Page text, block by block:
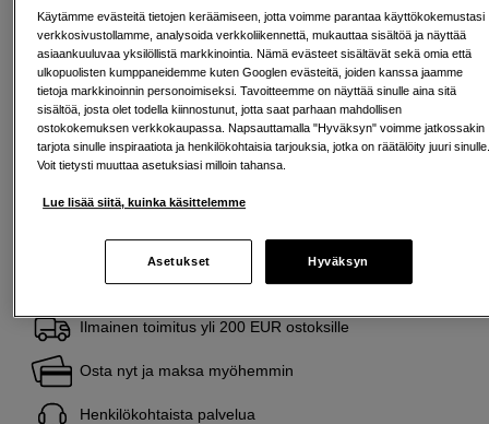
Maksa Svea-erämaksulla
Esimerkki: 36 kk, 15 EUR/kk, yhteensä 545 EUR, todellinen vuosikorko
19,07 %
Avausmaksu 5 EUR, laskutusmaksu 0 EUR/kk lisäksi
Lainaaminen maksaa! Jos et pysty maksamaan velkaa ajoissa, saatat
saada maksuhäiriömerkinnän. Se voi vaikeuttaa asunnon vuokraamista,
velkaneuvonnasta. Yhteystiedot löydät sivulta
Ilmainen toimitus yli 200 EUR ostoksille
Osta nyt ja maksa myöhemmin
Henkilökohtaista palvelua
Käytämme evästeitä tietojen keräämiseen, jotta voimme parantaa käyttökokemustasi
verkkosivustollamme, analysoida verkkoliikennettä, mukauttaa sisältöä ja näyttää
asiaankuuluvaa yksilöllistä markkinointia. Nämä evästeet sisältävät sekä omia että
ulkopuolisten kumppaneidemme kuten Googlen evästeitä, joiden kanssa jaamme
tietoja markkinoinnin personoimiseksi. Tavoitteemme on näyttää sinulle aina sitä
sisältöä, josta olet todella kiinnostunut, jotta saat parhaan mahdollisen
ostokokemuksen verkkokaupassa. Napsauttamalla "Hyväksyn" voimme jatkossakin
tarjota sinulle inspiraatiota ja henkilökohtaisia tarjouksia, jotka on räätälöity juuri
Voit tietysti muuttaa asetuksiasi milloin tahansa.
Lue lisää siitä, kuinka käsittelemme
Asetukset Hyväksyn